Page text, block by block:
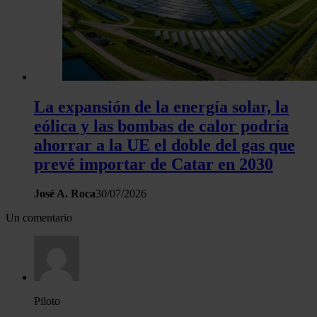
La expansión de la energía solar, la
eólica y las bombas de calor podría
ahorrar a la UE el doble del gas que
prevé importar de Catar en 2030
José A. Roca30/07/2026
Un comentario
Piloto